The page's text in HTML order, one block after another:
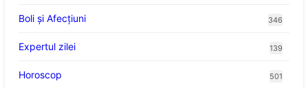
Boli și Afecțiuni 346
Expertul zilei 139
Horoscop 501